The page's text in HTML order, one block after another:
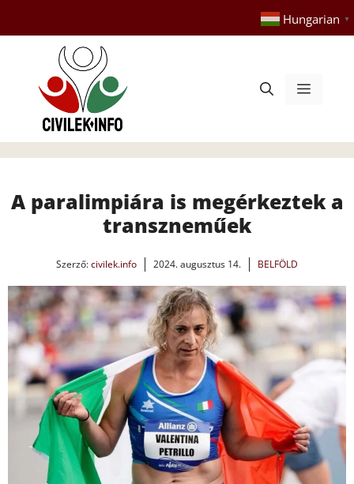
tartalomba
Hungarian ▼
Menü
A paralimpiára is megérkeztek a
transzneműek
Szerző:civilek.info 2024. augusztus 14. BELFÖLD